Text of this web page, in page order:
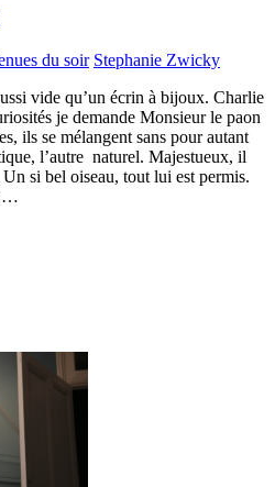
du soir Stephanie Zwicky
vide qu’un écrin à bijoux. Charlie
je demande Monsieur le paon
ils se mélangent sans pour autant
l’autre naturel. Majestueux, il
si bel oiseau, tout lui est permis.